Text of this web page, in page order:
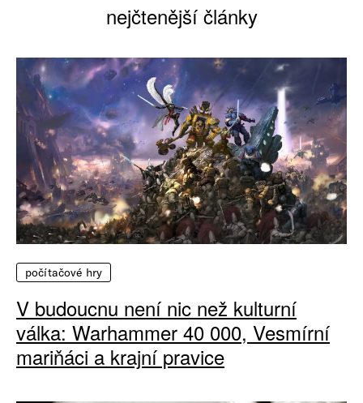
nejčtenější články
počítačové hry
V budoucnu není nic než kulturní
válka: Warhammer 40 000, Vesmírní
mariňáci a krajní pravice